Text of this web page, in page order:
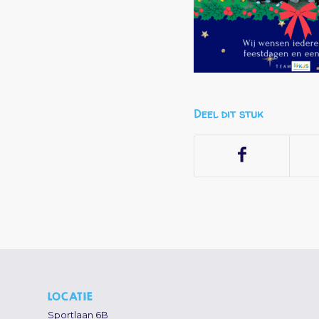
Deel dit stuk
LOCATIE
Sportlaan 6B